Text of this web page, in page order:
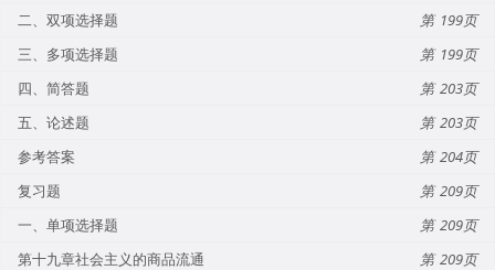
二、双项选择题
199
三、多项选择题
199
四、简答题
203
五、论述题
203
参考答案
204
复习题
209
一、单项选择题
209
第十九章社会主义的商品流通
209